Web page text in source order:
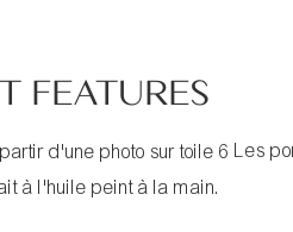
FEATURES
Les
à l'huile peint à la main.